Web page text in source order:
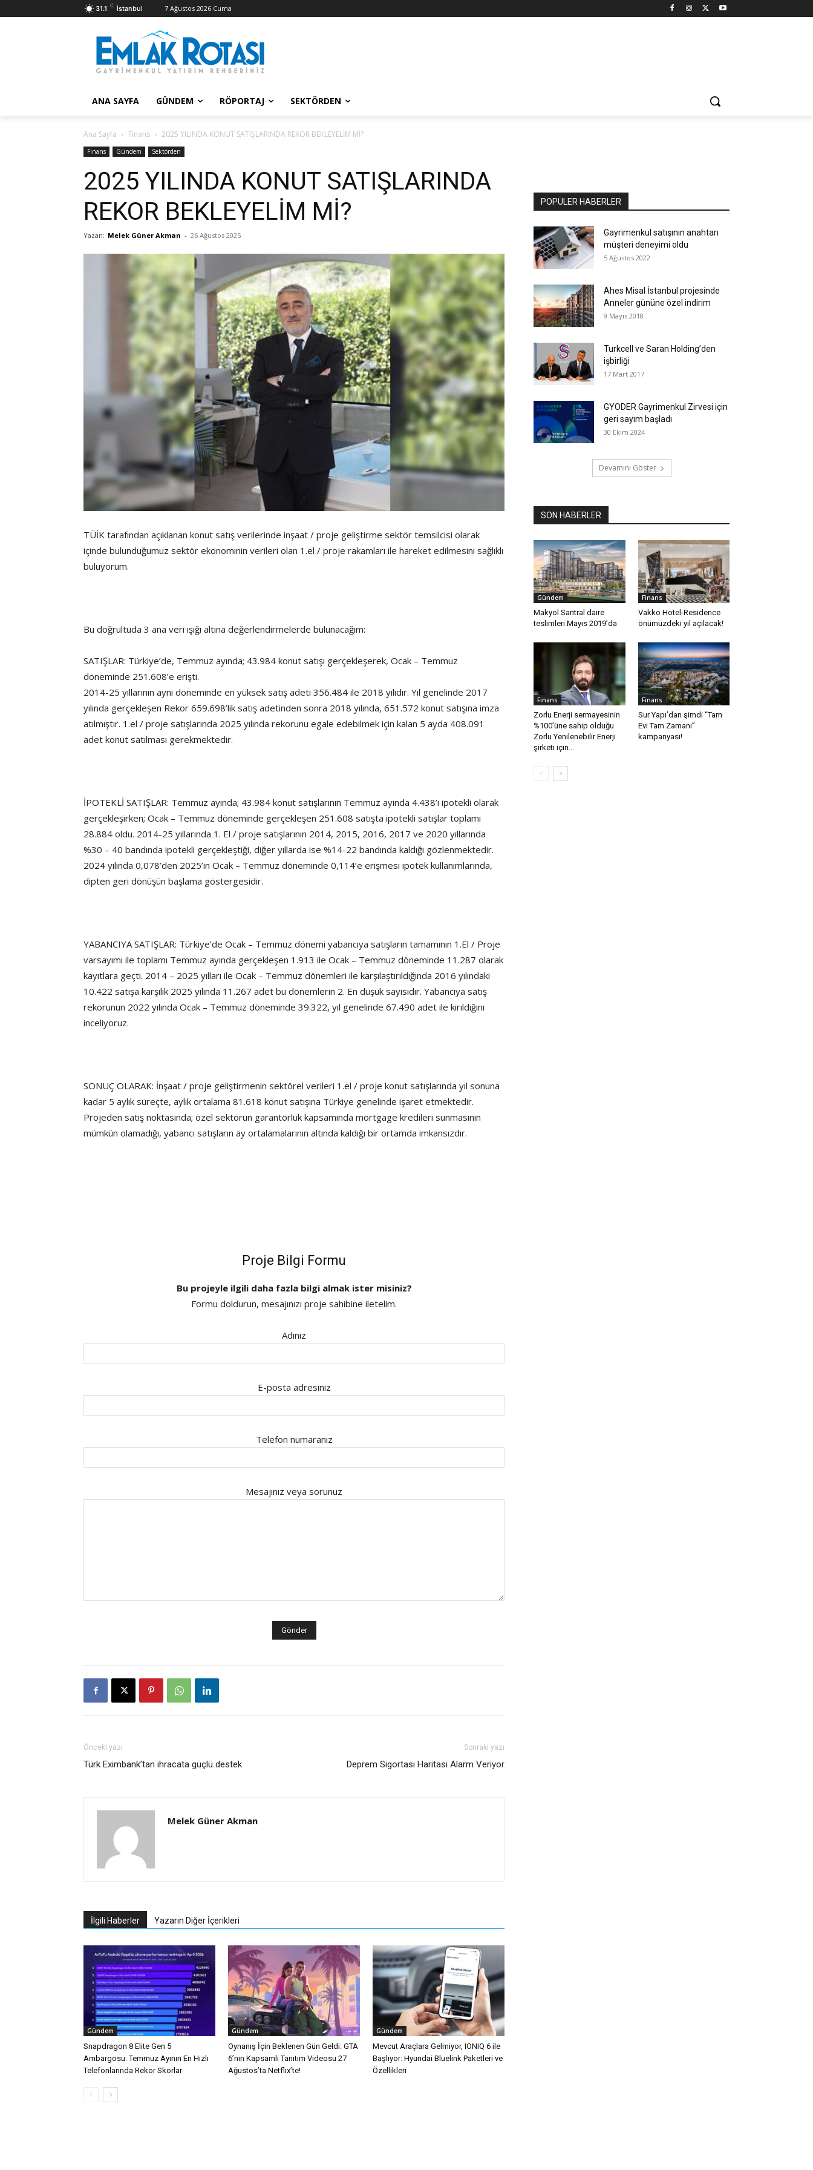
31.1 C İstanbul 7 Ağustos 2026 Cuma
ANA SAYFA GÜNDEM RÖPORTAJ SEKTÖRDEN
Ana Sayfa Finans 2025 YILINDA KONUT SATIŞLARINDA REKOR BEKLEYELİM Mİ?
Finans Gündem Sektörden
2025 YILINDA KONUT SATIŞLARINDA
REKOR BEKLEYELİM Mİ?
Yazan: Melek Güner Akman - 26 Ağustos 2025
TÜİK tarafından açıklanan konut satış verilerinde inşaat / proje geliştirme sektör temsilcisi olarak
içinde bulunduğumuz sektör ekonominin verileri olan 1.el / proje rakamları ile hareket edilmesini sağlıklı
buluyorum.
Bu doğrultuda 3 ana veri ışığı altına değerlendirmelerde bulunacağım:
SATIŞLAR: Türkiye’de, Temmuz ayında; 43.984 konut satışı gerçekleşerek, Ocak – Temmuz
döneminde 251.608’e erişti.
2014-25 yıllarının ayni döneminde en yüksek satış adeti 356.484 ile 2018 yılıdır. Yıl genelinde 2017
yılında gerçekleşen Rekor 659.698’lik satış adetinden sonra 2018 yılında, 651.572 konut satışına imza
atılmıştır. 1.el / proje satışlarında 2025 yılında rekorunu egale edebilmek için kalan 5 ayda 408.091
adet konut satılması gerekmektedir.
İPOTEKLİ SATIŞLAR: Temmuz ayında; 43.984 konut satışlarının Temmuz ayında 4.438’i ipotekli olarak
gerçekleşirken; Ocak – Temmuz döneminde gerçekleşen 251.608 satışta ipotekli satışlar toplamı
28.884 oldu. 2014-25 yıllarında 1. El / proje satışlarının 2014, 2015, 2016, 2017 ve 2020 yıllarında
%30 – 40 bandında ipotekli gerçekleştiği, diğer yıllarda ise %14-22 bandında kaldığı gözlenmektedir.
2024 yılında 0,078’den 2025’in Ocak – Temmuz döneminde 0,114’e erişmesi ipotek kullanımlarında,
dipten geri dönüşün başlama göstergesidir.
YABANCIYA SATIŞLAR: Türkiye’de Ocak – Temmuz dönemi yabancıya satışların tamamının 1.El / Proje
varsayımı ile toplamı Temmuz ayında gerçekleşen 1.913 ile Ocak – Temmuz döneminde 11.287 olarak
kayıtlara geçti. 2014 – 2025 yılları ile Ocak – Temmuz dönemleri ile karşılaştırıldığında 2016 yılındaki
10.422 satışa karşılık 2025 yılında 11.267 adet bu dönemlerin 2. En düşük sayısıdır. Yabancıya satış
rekorunun 2022 yılında Ocak – Temmuz döneminde 39.322, yıl genelinde 67.490 adet ile kırıldığını
inceliyoruz.
SONUÇ OLARAK: İnşaat / proje geliştirmenin sektörel verileri 1.el / proje konut satışlarında yıl sonuna
kadar 5 aylık süreçte, aylık ortalama 81.618 konut satışına Türkiye genelinde işaret etmektedir.
Projeden satış noktasında; özel sektörün garantörlük kapsamında mortgage kredileri sunmasının
mümkün olamadığı, yabancı satışların ay ortalamalarının altında kaldığı bir ortamda imkansızdır.
Proje Bilgi Formu
Bu projeyle ilgili daha fazla bilgi almak ister misiniz?
Formu doldurun, mesajınızı proje sahibine iletelim.
Adınız
E-posta adresiniz
Telefon numaranız
Mesajınız veya sorunuz
Önceki yazı
Türk Eximbank’tan ihracata güçlü destek
Sonraki yazı
Deprem Sigortası Haritası Alarm Veriyor
Melek Güner Akman
İlgili Haberler Yazarın Diğer İçerikleri
Gündem
Snapdragon 8 Elite Gen 5
Ambargosu: Temmuz Ayının En Hızlı
Telefonlarında Rekor Skorlar
Gündem
Oynanış İçin Beklenen Gün Geldi: GTA
6’nın Kapsamlı Tanıtım Videosu 27
Ağustos’ta Netflix’te!
Gündem
Mevcut Araçlara Gelmiyor, IONIQ 6 ile
Başlıyor: Hyundai Bluelink Paketleri ve
Özellikleri
POPÜLER HABERLER
Gayrimenkul satışının anahtarı
müşteri deneyimi oldu
5 Ağustos 2022
Ahes Misal İstanbul projesinde
Anneler gününe özel indirim
9 Mayıs 2018
Turkcell ve Saran Holding’den
işbirliği
17 Mart 2017
GYODER Gayrimenkul Zirvesi için
geri sayım başladı
30 Ekim 2024
Devamını Göster
SON HABERLER
Gündem
Makyol Santral daire
teslimleri Mayıs 2019’da
Finans
Vakko Hotel-Residence
önümüzdeki yıl açılacak!
Finans
Zorlu Enerji sermayesinin
%100’üne sahip olduğu
Zorlu Yenilenebilir Enerji
şirketi için...
Finans
Sur Yapı’dan şimdi ‘‘Tam
Evi Tam Zamanı’’
kampanyası!